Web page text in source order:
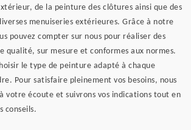
de la peinture des clôtures ainsi que des
menuiseries extérieures. Grâce à notre
pouvez compter sur nous pour réaliser des
qualité, sur mesure et conformes aux normes.
le type de peinture adapté à chaque
Pour satisfaire pleinement vos besoins, nous
votre écoute et suivrons vos indications tout en
conseils.